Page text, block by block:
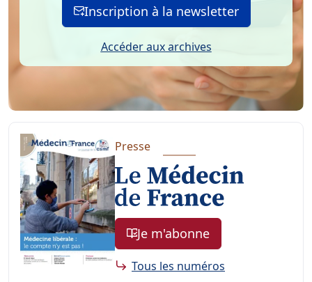
Inscription à la newsletter
Accéder aux archives
Presse
Je m'abonne
Tous les numéros